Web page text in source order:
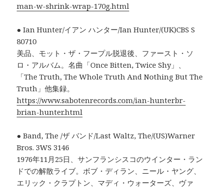
man-w-shrink-wrap-170g.html
● Ian Hunter/イアン ハンター/Ian Hunter/(UK)CBS S
80710
美品、モット・ザ・フープル脱退後、ファースト・ソ
ロ・アルバム。名曲「Once Bitten, Twice Shy」、
「The Truth, The Whole Truth And Nothing But The
Truth」他集録。
https://www.sabotenrecords.com/ian-hunterbr-
brian-hunter.html
● Band, The /ザ バンド/Last Waltz, The/(US)Warner
Bros. 3WS 3146
1976年11月25日、サンフランシスコのウインター・ラン
ドでの解散ライブ。ボブ・ディラン、ニール・ヤング、
エリック・クラプトン、マディ・ウォーターズ、ヴァ